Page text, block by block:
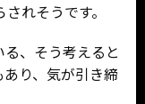
れそうです。
、そう考えると
り、気が引き締